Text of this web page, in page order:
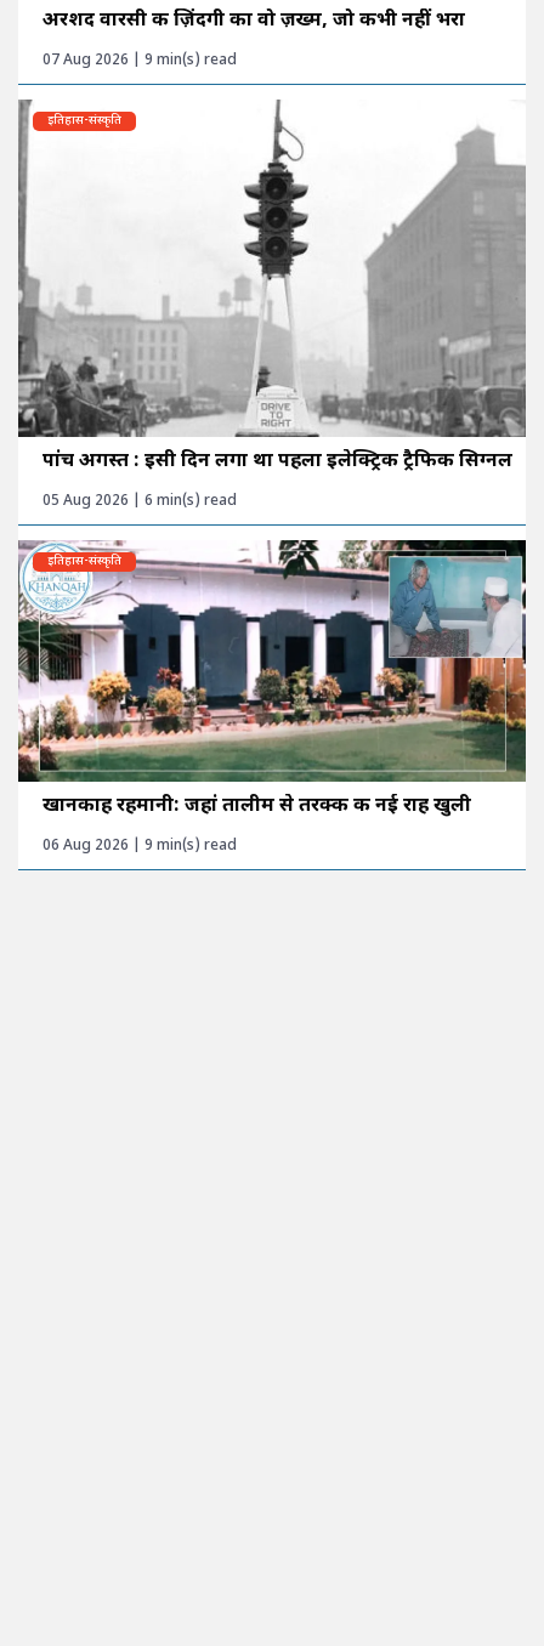
अरशद वारसी की ज़िंदगी का वो ज़ख्म, जो कभी नहीं भरा
07 Aug 2026 | 9 min(s) read
इतिहास-संस्कृति
पांच अगस्त : इसी दिन लगा था पहला इलेक्ट्रिक ट्रैफिक सिग्नल
05 Aug 2026 | 6 min(s) read
इतिहास-संस्कृति
खानकाह रहमानी: जहां तालीम से तरक्की की नई राह खुली
06 Aug 2026 | 9 min(s) read